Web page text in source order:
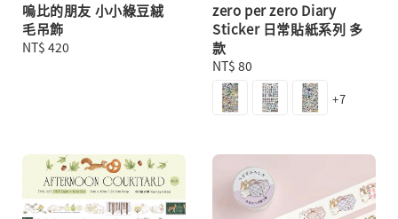
嗚比的朋友 小小綠豆絨
毛吊飾
Regular
NT$ 420
zero per zero Diary
Sticker 日常貼紙系列 多
款
Regular
price
NT$ 80
+7